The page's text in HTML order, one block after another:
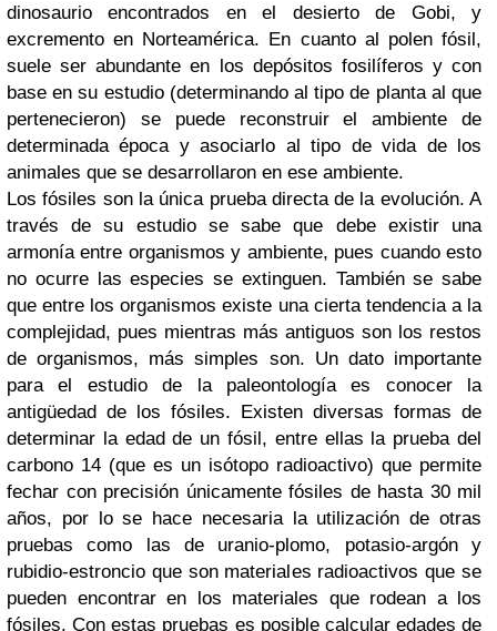
dinosaurio encontrados en el desierto de Gobi, y
excremento en Norteamérica. En cuanto al polen fósil,
suele ser abundante en los depósitos fosilíferos y con
base en su estudio (determinando al tipo de planta al que
pertenecieron) se puede reconstruir el ambiente de
determinada época y asociarlo al tipo de vida de los
animales que se desarrollaron en ese ambiente.
Los fósiles son la única prueba directa de la evolución. A
través de su estudio se sabe que debe existir una
armonía entre organismos y ambiente, pues cuando esto
no ocurre las especies se extinguen. También se sabe
que entre los organismos existe una cierta tendencia a la
complejidad, pues mientras más antiguos son los restos
de organismos, más simples son. Un dato importante
para el estudio de la paleontología es conocer la
antigüedad de los fósiles. Existen diversas formas de
determinar la edad de un fósil, entre ellas la prueba del
carbono 14 (que es un isótopo radioactivo) que permite
fechar con precisión únicamente fósiles de hasta 30 mil
años, por lo se hace necesaria la utilización de otras
pruebas como las de uranio-plomo, potasio-argón y
rubidio-estroncio que son materiales radioactivos que se
pueden encontrar en los materiales que rodean a los
fósiles. Con estas pruebas es posible calcular edades de